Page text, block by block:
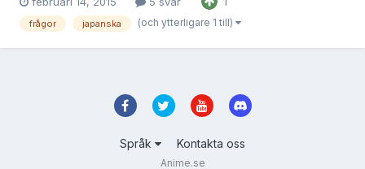
frågor japanska (och ytterligare 1 till)
Språk Kontakta oss
Anime.se